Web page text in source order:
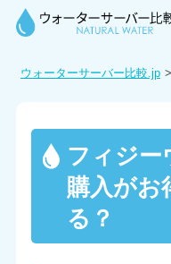
ウォーターサーバー比較.jp
フィジー
購入がお
る？